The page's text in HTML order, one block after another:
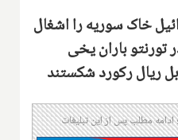
خاک سوریه را اشغال
تورنتو باران یخی
ریال رکورد شکستند
مطلب پس از این تبلیغات